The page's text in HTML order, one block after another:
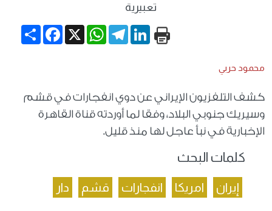
تعبيرية
Share
Facebook X
WhatsApp
TelegramLinkedIn
محمود حربي
كشف التلفزيون الإيراني عن دوي انفجارات في قشم
وسيريك جنوبي البلاد، وفقا لما أوردته قناة القاهرة
الإخبارية في نبأ عاجل لها منذ قليل.
كلمات البحث
إيران امريكا انفجارات قشم دار